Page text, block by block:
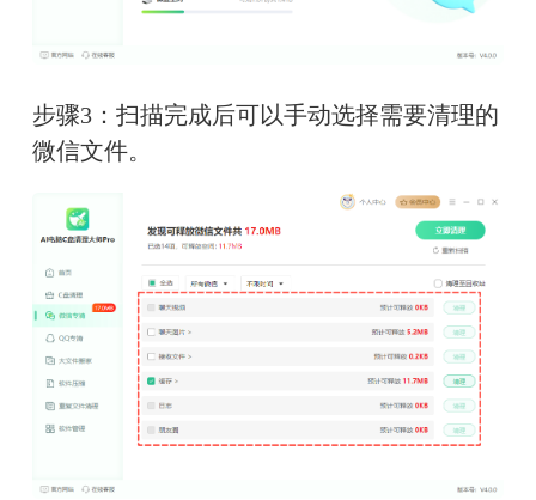
步骤3：扫描完成后可以手动选择需要清理的
微信文件。